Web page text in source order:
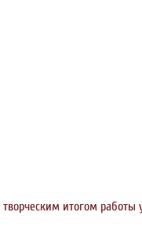
итогом